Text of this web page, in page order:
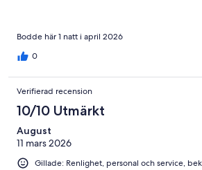
Bodde här 1 natt i april 2026
0
Verifierad recension
10/10 Utmärkt
August
11 mars 2026
Gillade: Renlighet, personal och service,